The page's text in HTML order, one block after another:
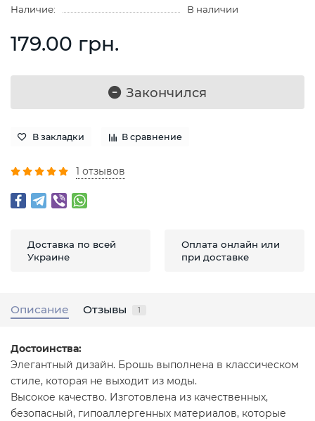
Наличие:
В наличии
179.00 грн.
Закончился
В закладки В сравнение
1 отзывов
Доставка по всей
Украине
Оплата онлайн или
при доставке
Описание Отзывы 1
Достоинства:
Элегантный дизайн. Брошь выполнена в классическом
стиле, которая не выходит из моды.
Высокое качество. Изготовлена из качественных,
безопасный, гипоаллергенных материалов, которые